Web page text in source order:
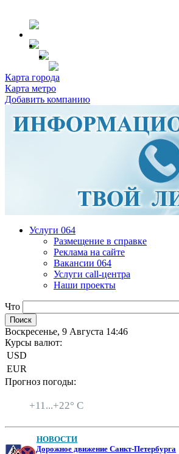
Карта города
Карта метро
Добавить компанию
Услуги 064
Размещение в справке
Реклама на сайте
Вакансии 064
Услуги call-центра
Наши проекты
Что
Воскресенье, 9 Августа 14:46
Курсы валют:
USD
EUR
Прогноз погоды:
+11...+22° C
НОВОСТИ
Дорожное движение Санкт-Петербурга